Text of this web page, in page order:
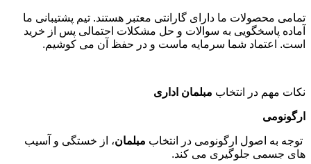
تمامی محصولات ما دارای گارانتی معتبر هستند. تیم پشتیبانی ما
آماده پاسخگویی به سوالات و حل مشکلات احتمالی پس از خرید
است. اعتماد شما سرمایه ماست و در حفظ آن می کوشیم.
نکات مهم در انتخاب مبلمان اداری
ارگونومی
توجه به اصول ارگونومی در انتخاب مبلمان، از خستگی و آسیب
های جسمی جلوگیری می کند.